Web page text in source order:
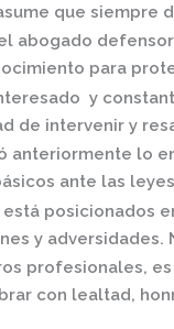
que siempre
abogado defensor
para
y
de intervenir y
anteriormente lo
ante las
posicionados
y
profesionales,
con lealtad,